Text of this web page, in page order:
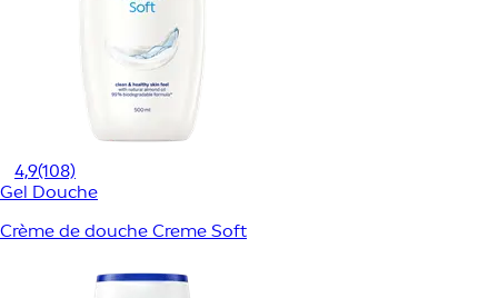
4,9(108)
Gel Douche
Crème de douche Creme Soft